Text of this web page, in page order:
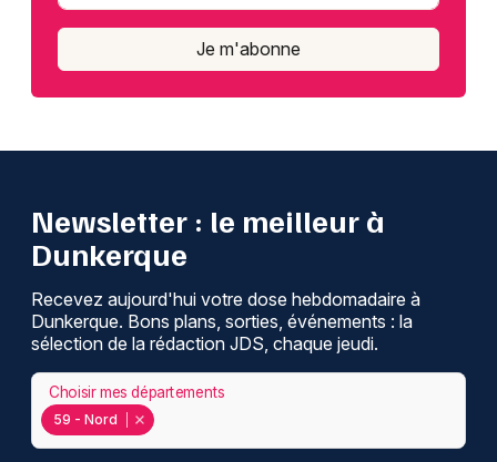
Je m'abonne
Newsletter : le meilleur à
Dunkerque
Recevez aujourd'hui votre dose hebdomadaire à
Dunkerque. Bons plans, sorties, événements : la
sélection de la rédaction JDS, chaque jeudi.
59 - Nord
Choisir mes départements